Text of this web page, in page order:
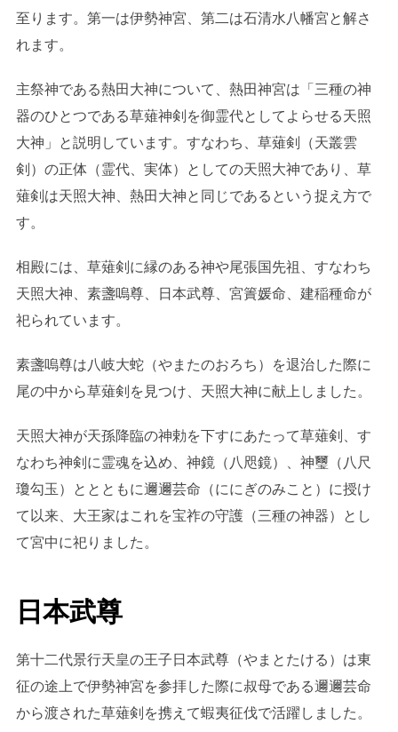
至ります。第一は伊勢神宮、第二は石清水八幡宮と解さ
れます。
主祭神である熱田大神について、熱田神宮は「三種の神
器のひとつである草薙神剣を御霊代としてよらせる天照
大神」と説明しています。すなわち、草薙剣（天叢雲
剣）の正体（霊代、実体）としての天照大神であり、草
薙剣は天照大神、熱田大神と同じであるという捉え方で
す。
相殿には、草薙剣に縁のある神や尾張国先祖、すなわち
天照大神、素盞嗚尊、日本武尊、宮簀媛命、建稲種命が
祀られています。
素盞嗚尊は八岐大蛇（やまたのおろち）を退治した際に
尾の中から草薙剣を見つけ、天照大神に献上しました。
天照大神が天孫降臨の神勅を下すにあたって草薙剣、す
なわち神剣に霊魂を込め、神鏡（八咫鏡）、神璽（八尺
瓊勾玉）ととともに邇邇芸命（ににぎのみこと）に授け
て以来、大王家はこれを宝祚の守護（三種の神器）とし
て宮中に祀りました。
日本武尊
第十二代景行天皇の王子日本武尊（やまとたける）は東
征の途上で伊勢神宮を参拝した際に叔母である邇邇芸命
から渡された草薙剣を携えて蝦夷征伐で活躍しました。